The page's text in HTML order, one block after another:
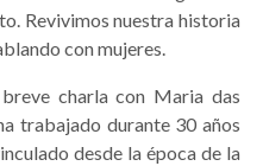
Revivimos nuestra historia
con mujeres.
charla con Maria das
trabajado durante 30 años
desde la época de la